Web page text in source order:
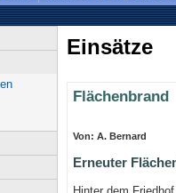
Einsätze
Flächenbrand
Von: A. Bernard
Erneuter
Hinter dem